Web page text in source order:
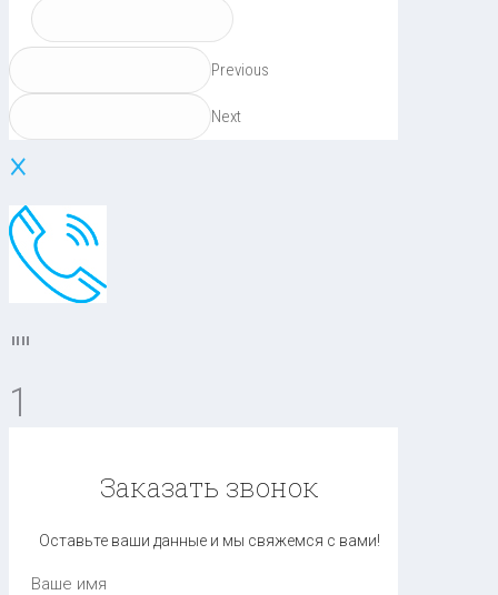
Previous
Next
×
""
1
Заказать звонок
Оставьте ваши данные и мы свяжемся с вами!
Ваше имя